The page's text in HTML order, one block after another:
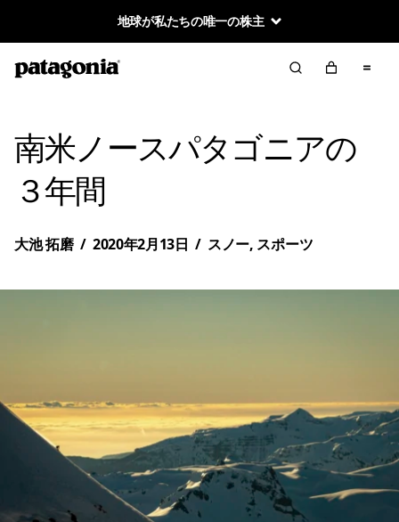
地球が私たちの唯一の株主
南米ノースパタゴニアの
３年間
大池 拓磨 / 2020年2月13日 / スノー, スポーツ